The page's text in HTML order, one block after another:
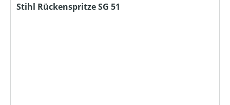
Stihl Rückenspritze SG 51